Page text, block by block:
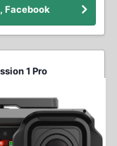
Facebook
1 Pro